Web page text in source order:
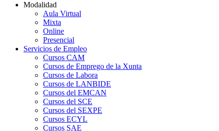
Modalidad
Aula Virtual
Mixta
Online
Presencial
Servicios de Empleo
Cursos CAM
Cursos de Emprego de la Xunta
Cursos de Labora
Cursos de LANBIDE
Cursos del EMCAN
Cursos del SCE
Cursos del SEXPE
Cursos ECYL
Cursos SAE